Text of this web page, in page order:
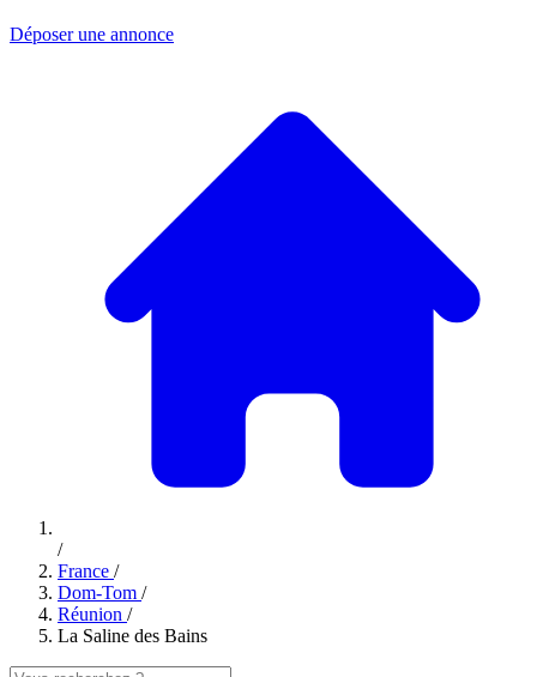
Déposer une annonce
/
France /
Dom-Tom /
Réunion /
La Saline des Bains